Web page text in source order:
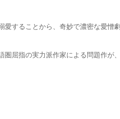
愛することから、奇妙で濃密な愛憎劇
屈指の実力派作家による問題作が、